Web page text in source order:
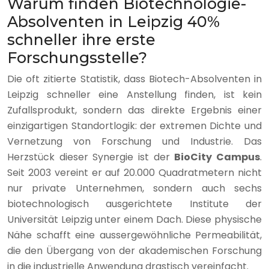
Warum finden Biotechnologie-
Absolventen in Leipzig 40%
schneller ihre erste
Forschungsstelle?
Die oft zitierte Statistik, dass Biotech-Absolventen in
Leipzig schneller eine Anstellung finden, ist kein
Zufallsprodukt, sondern das direkte Ergebnis einer
einzigartigen Standortlogik: der extremen Dichte und
Vernetzung von Forschung und Industrie. Das
Herzstück dieser Synergie ist der BioCity Campus.
Seit 2003 vereint er auf 20.000 Quadratmetern nicht
nur private Unternehmen, sondern auch sechs
biotechnologisch ausgerichtete Institute der
Universität Leipzig unter einem Dach. Diese physische
Nähe schafft eine aussergewöhnliche Permeabilität,
die den Übergang von der akademischen Forschung